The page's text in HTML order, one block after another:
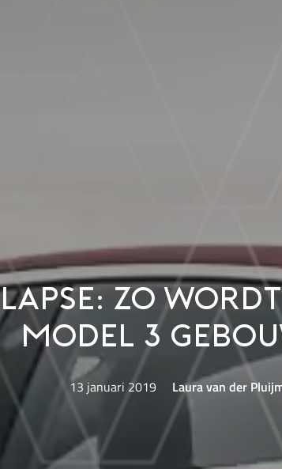
zo wordt
Model 3
13 januari 2019 Laura van der